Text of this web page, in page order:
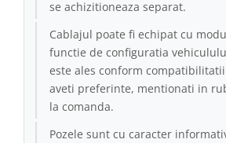
se achizitioneaza separat.
Cablajul poate fi echipat cu
functie de configuratia
este ales conform
aveti preferinte, mentionati in
la comanda.
Pozele sunt cu caracter